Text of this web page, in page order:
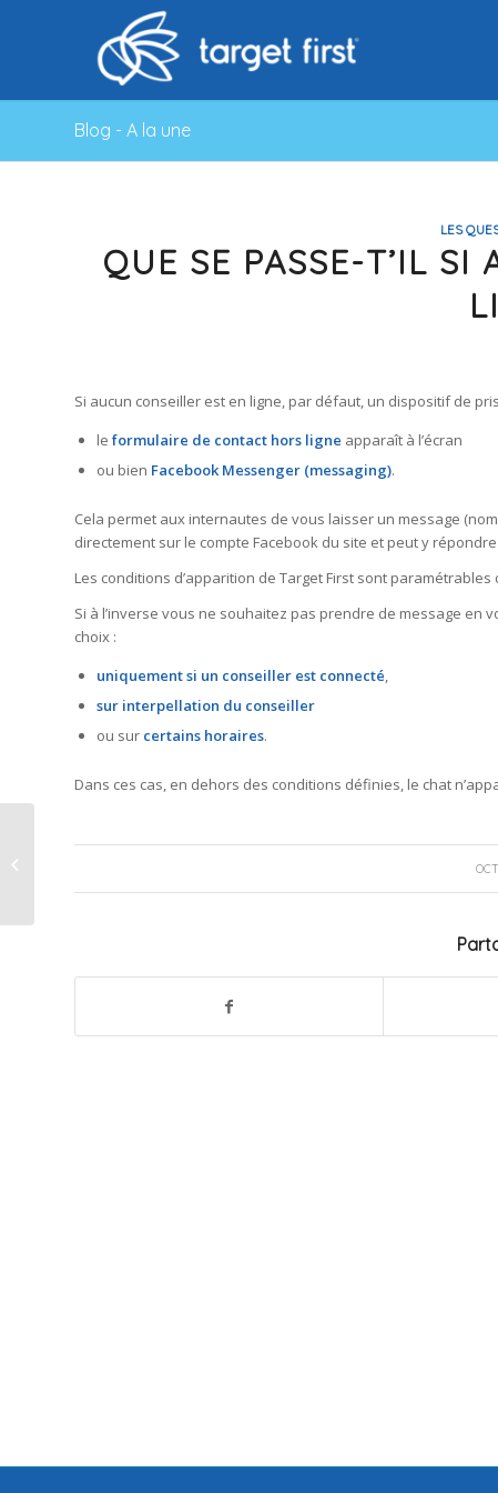
Blog - A la une
LES
QUE SE PASSE-T’IL SI
Si aucun conseiller est en ligne, par défaut, un dispositif de
le formulaire de contact hors ligne apparaît à l’écran
ou bien Facebook Messenger (messaging).
Cela permet aux internautes de vous laisser un message
directement sur le compte Facebook du site et peut y
Les conditions d’apparition de Target First sont
Si à l’inverse vous ne souhaitez pas prendre de message
choix :
uniquement si un conseiller est connecté,
sur interpellation du conseiller
ou sur certains horaires.
Dans ces cas, en dehors des conditions définies, le chat
Service Level Agreement (SLA) ou «